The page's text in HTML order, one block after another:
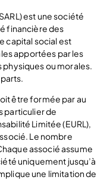
est une société
financière des
capital social est
apportées par les
physiques ou morales.
être formée par au
particulier de
Limitée (EURL),
Le nombre
associé assume
uniquement jusqu’à
une limitation de